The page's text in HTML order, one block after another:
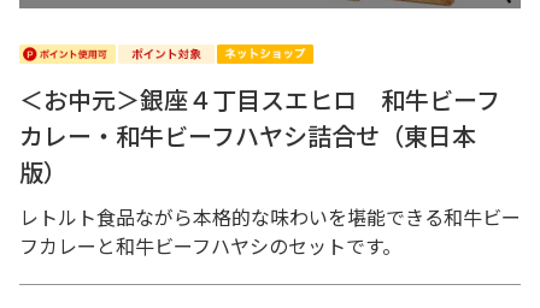
＜お中元＞銀座４丁目スエヒロ 和牛ビーフ
カレー・和牛ビーフハヤシ詰合せ（東日本
版）
レトルト食品ながら本格的な味わいを堪能できる和牛ビー
フカレーと和牛ビーフハヤシのセットです。